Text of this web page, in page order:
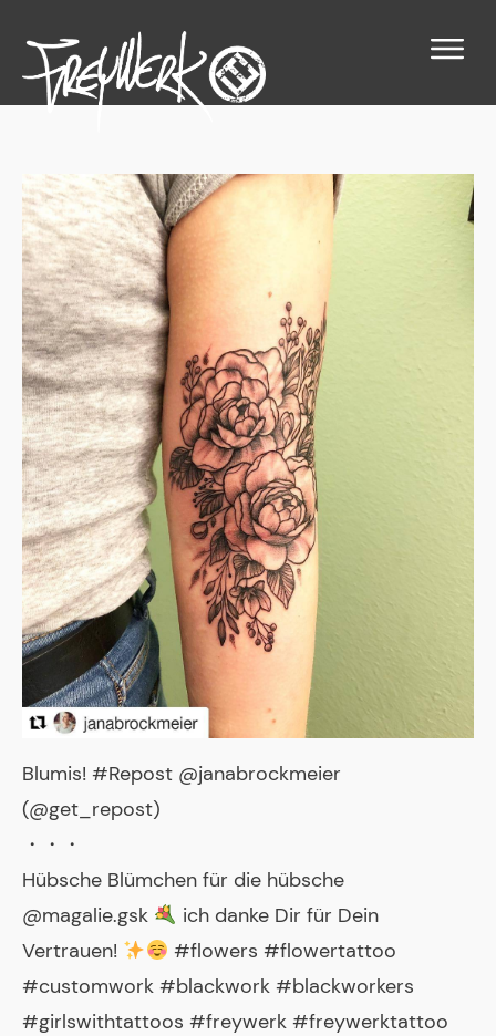
Blumis! #Repost @janabrockmeier
(@get_repost)
・・・
Hübsche Blümchen für die hübsche
@magalie.gsk
ich danke Dir für Dein
Vertrauen!
#flowers #flowertattoo
#customwork #blackwork #blackworkers
#girlswithtattoos #freywerk #freywerktattoo